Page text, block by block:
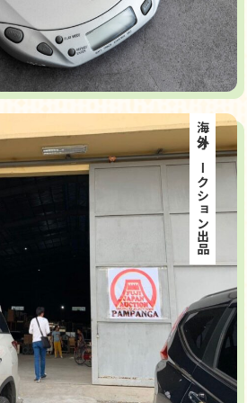
海外オークション出品